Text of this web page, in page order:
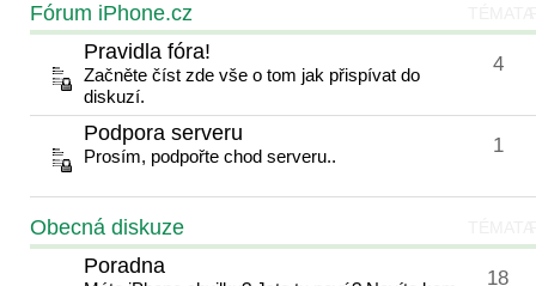
Fórum iPhone.cz
Pravidla fóra!
Začněte číst zde vše o tom jak přispívat do
diskuzí.
4
Podpora serveru
Prosím, podpořte chod serveru.. 1
Obecná diskuze
Poradna
18